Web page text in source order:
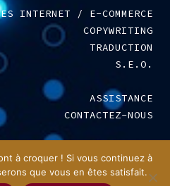
INTERNET / E-COMMERCE
COPYWRITING
TRADUCTION
S.E.O.
ASSISTANCE
CONTACTEZ-NOUS
à croquer ! Si vous continuez à
que vous en êtes satisfait.